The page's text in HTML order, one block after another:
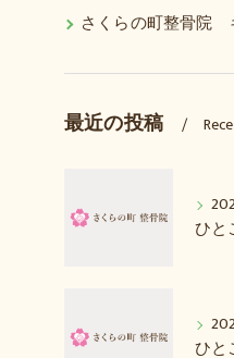
さくらの町整骨院
最近の投稿